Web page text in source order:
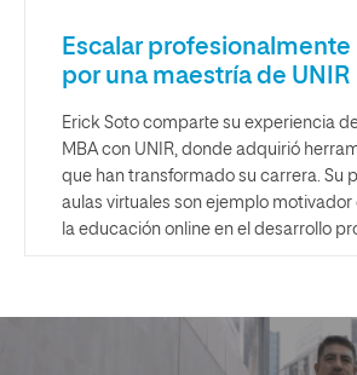
Escalar
por una maestría de UNIR
Erick Soto comparte su experiencia
MBA con UNIR, donde adquirió
que han transformado su carrera. Su
aulas virtuales son ejemplo
la educación online en el desarrollo